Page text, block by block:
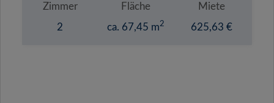
Zimmer
2
Fläche
ca. 67,45 m2
Miete
625,63 €